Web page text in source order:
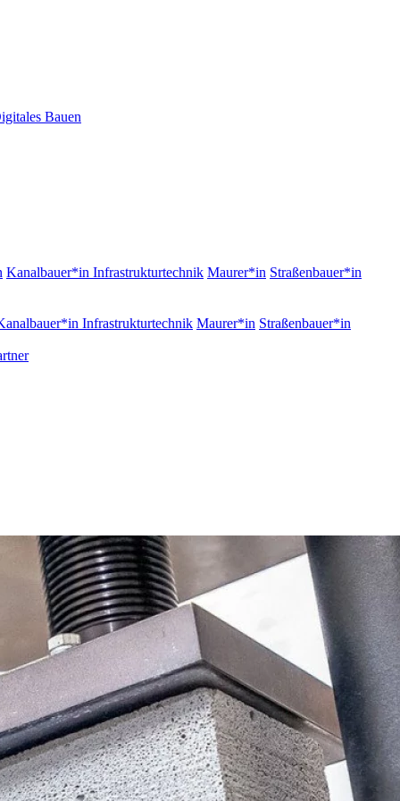
Bauen
Kanalbauer*in Infrastrukturtechnik Maurer*in Straßenbauer*in
Infrastrukturtechnik Maurer*in Straßenbauer*in